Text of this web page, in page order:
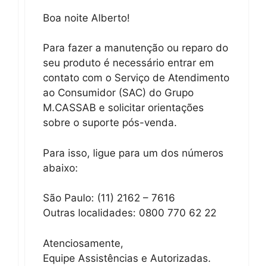
Boa noite Alberto!
Para fazer a manutenção ou reparo do
seu produto é necessário entrar em
contato com o Serviço de Atendimento
ao Consumidor (SAC) do Grupo
M.CASSAB e solicitar orientações
sobre o suporte pós-venda.
Para isso, ligue para um dos números
abaixo:
São Paulo: (11) 2162 – 7616
Outras localidades: 0800 770 62 22
Atenciosamente,
Equipe Assistências e Autorizadas.